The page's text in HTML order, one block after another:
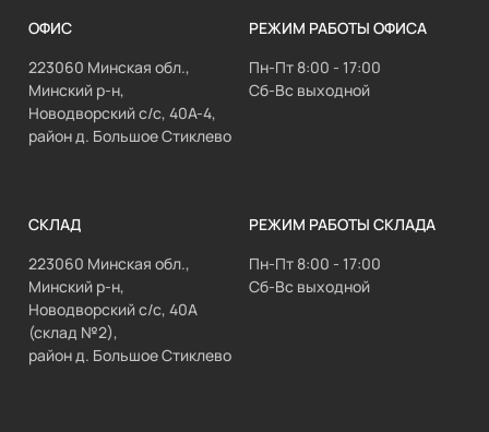
ОФИС
223060 Минская обл.,
Минский р-н,
Новодворский с/с, 40А-4,
район д. Большое Стиклево
РЕЖИМ РАБОТЫ ОФИСА
Пн-Пт 8:00 - 17:00
Сб-Вс выходной
СКЛАД
223060 Минская обл.,
Минский р-н,
Новодворский с/с, 40А
(склад №2),
район д. Большое Стиклево
РЕЖИМ РАБОТЫ СКЛАДА
Пн-Пт 8:00 - 17:00
Сб-Вс выходной